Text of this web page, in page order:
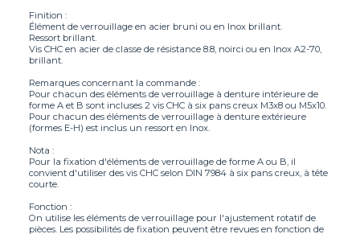
Finition :
Élément de verrouillage en acier bruni ou en Inox brillant.
Ressort brillant.
Vis CHC en acier de classe de résistance 8.8, noirci ou en Inox A2-70,
brillant.
Remarques concernant la commande :
Pour chacun des éléments de verrouillage à denture intérieure de
forme A et B sont incluses 2 vis CHC à six pans creux M3x8 ou M5x10.
Pour chacun des éléments de verrouillage à denture extérieure
(formes E-H) est inclus un ressort en Inox.
Nota :
Pour la fixation d'éléments de verrouillage de forme A ou B, il
convient d'utiliser des vis CHC selon DIN 7984 à six pans creux, à tête
courte.
Fonction :
On utilise les éléments de verrouillage pour l'ajustement rotatif de
pièces. Les possibilités de fixation peuvent être revues en fonction de